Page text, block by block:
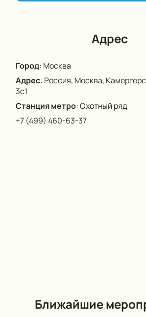
Адрес
Город: Москва
Адрес: Россия, Москва,
3с1
Станция метро:Охотный ряд
+7 (499) 460-63-37
Ближайшие